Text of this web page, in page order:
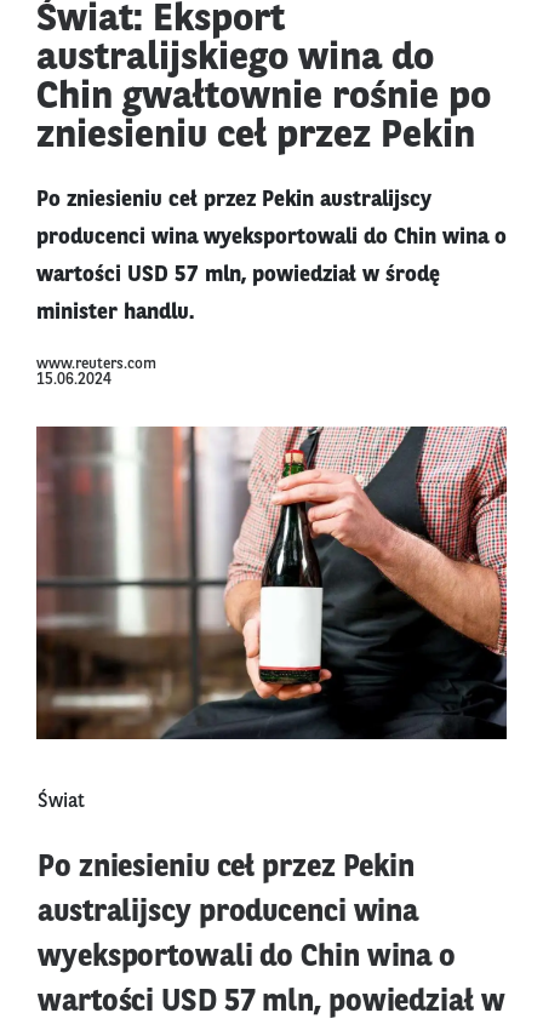
Świat: Eksport
australijskiego wina do
Chin gwałtownie rośnie po
zniesieniu ceł przez Pekin
Po zniesieniu ceł przez Pekin australijscy
producenci wina wyeksportowali do Chin wina o
wartości USD 57 mln, powiedział w środę
minister handlu.
www.reuters.com
15.06.2024
Świat
Po zniesieniu ceł przez Pekin
australijscy producenci wina
wyeksportowali do Chin wina o
wartości USD 57 mln, powiedział w